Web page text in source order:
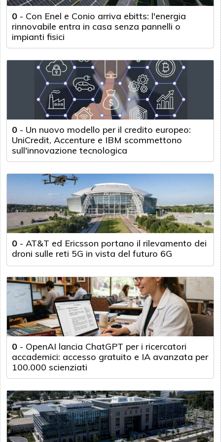
0 - Con Enel e Conio arriva ebitts: l'energia
rinnovabile entra in casa senza pannelli o
impianti fisici
0 - Un nuovo modello per il credito europeo:
UniCredit, Accenture e IBM scommettono
sull'innovazione tecnologica
0 - AT&T ed Ericsson portano il rilevamento dei
droni sulle reti 5G in vista del futuro 6G
0 - OpenAI lancia ChatGPT per i ricercatori
accademici: accesso gratuito e IA avanzata per
100.000 scienziati